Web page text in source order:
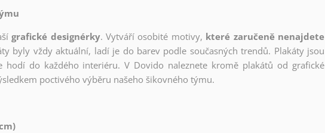
grafické designérky. Vytváří osobité motivy, které zaručeně nenajdete
byly vždy aktuální, ladí je do barev podle současných trendů. Plakáty jsou
hodí do každého interiéru. V Dovido naleznete kromě plakátů od grafické
poctivého výběru našeho šikovného týmu.